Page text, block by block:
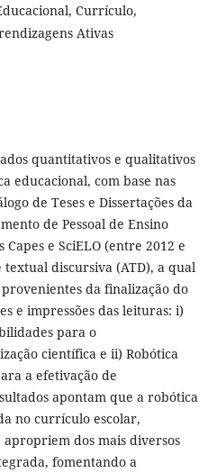
Currículo,
Ativas
quantitativos e qualitativos
educacional, com base nas
de Teses e Dissertações da
de Pessoal de Ensino
e SciELO (entre 2012 e
textual discursiva (ATD), a qual
da finalização do
e impressões das leituras: i)
para o
científica e ii) Robótica
a efetivação de
apontam que a robótica
no currículo escolar,
apropriem dos mais diversos
fomentando a